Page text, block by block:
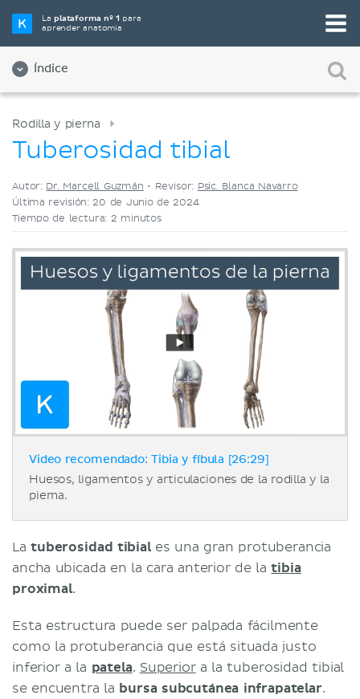
Laplataforma nº 1 para
aprender anatomía
Índice
Elige tu herramienta de estudio favorita
Videos
Rodilla y pierna
Tuberosidad tibial
Autor: Dr. Marcell Guzmán • Revisor: Psic. Blanca Navarro
Última revisión: 20 de Junio de 2024
Tiempo de lectura: 2 minutos
Video recomendado: Tibia y fíbula [26:29]
Huesos, ligamentos y articulaciones de la rodilla y la
pierna.
Latuberosidad tibial es una gran protuberancia
ancha ubicada en la cara anterior de latibia
proximal.
Esta estructura puede ser palpada fácilmente
como la protuberancia que está situada justo
inferior a la patela. Superiora la tuberosidad tibial
se encuentra la bursa subcutánea infrapatelar.